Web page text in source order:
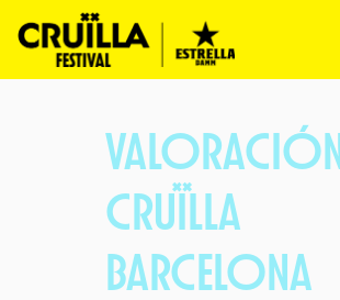
VALORACIÓN
CRUÏLLA
BARCELONA